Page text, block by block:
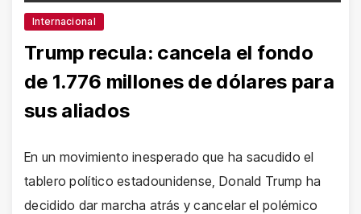
Internacional
Trump recula: cancela el fondo
de 1.776 millones de dólares para
sus aliados
En un movimiento inesperado que ha sacudido el
tablero político estadounidense, Donald Trump ha
decidido dar marcha atrás y cancelar el polémico